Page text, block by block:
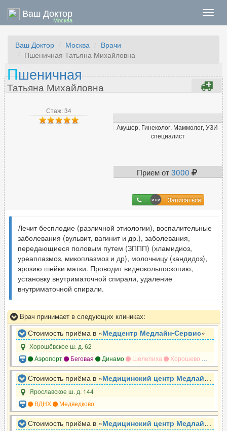
Ваш Доктор
Москва
Ваш Доктор Москва
Врачи
Пшеничная Татьяна Михайловна
Стаж: 34
Акушер, Гинеколог, Маммолог, УЗИ-
специалист
Прием от3000
Записаться
Пшеничная
Татьяна Михайловна
Лечит бесплодие (различной этиологии), воспалительные
заболевания (вульвит, вагинит и др.), заболевания,
передающиеся половым путем (ЗППП) (хламидиоз,
уреаплазмоз, микоплазмоз и др), молочницу (кандидоз),
эрозию шейки матки. Проводит видеокольпоскопию,
установку внутриматочной спирали, удаление
внутриматочной спирали.
Врач принимает в следующих клиниках:
Стоимость приёма в «Медцентр Медлайн-Сервис»
Хорошёвское ш. д. 62
Аэропорт
Беговая Динамо Шелепиха Хорошево
Стоимость приёма в «Медицинский центр Медлайн-Сервис
Ярославское ш. д. 144
ВДНХ
Медведково
Стоимость приёма в «Медицинский центр Медлайн-Сервис